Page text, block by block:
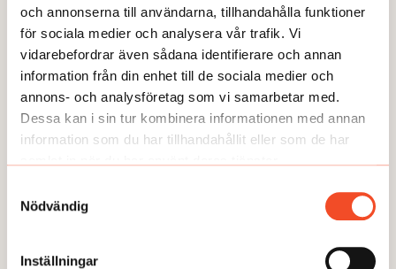
och annonserna till användarna, tillhandahålla funktioner
för sociala medier och analysera vår trafik. Vi
vidarebefordrar även sådana identifierare och annan
information från din enhet till de sociala medier och
annons- och analysföretag som vi samarbetar med.
Dessa kan i sin tur kombinera informationen med annan
information som du har tillhandahållit eller som de har
Nödvändig
Inställningar
GUIDEN